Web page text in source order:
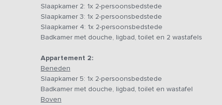
ook voor grotere groepen een heerlijke maaltijd te
een moment voor jezelf. Even aandacht voor je
per dagdeel (graag vooraf aanvragen). Rondom de
de kalfjes. Als je gelukt hebt, is er een jong kalfje die nog
Slaapkamer 2: 1x 2-persoonsbedstede
Slaapkamer 3: 1x 2-persoonsbedstede
Slaapkamer 4: 1x 2-persoonsbedstede
Badkamer met douche, ligbad, toilet en 2 wastafels
Appartement 2:
Beneden
Slaapkamer 5: 1x 2-persoonsbedstede
Badkamer met douche, ligbad, toilet en wastafel
Boven